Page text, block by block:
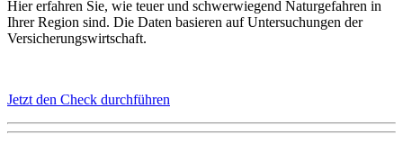
Hier erfahren Sie, wie teuer und schwerwiegend Naturgefahren in
Ihrer Region sind. Die Daten basieren auf Untersuchungen der
Versicherungswirtschaft.
Jetzt den Check durchführen